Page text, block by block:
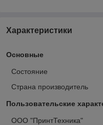
Характеристики
Основные
Состояние
Страна производитель
Пользовательские
ООО "ПринтТехника"